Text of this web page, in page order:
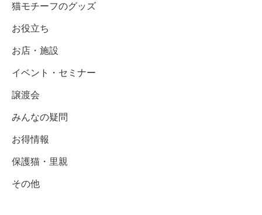
猫モチーフのグッズ
お役立ち
お店・施設
イベント・セミナー
譲渡会
みんなの疑問
お得情報
保護猫・里親
その他